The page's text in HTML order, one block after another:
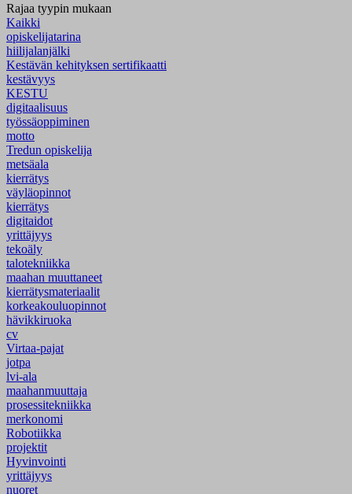
Rajaa tyypin mukaan
Kaikki
opiskelijatarina
hiilijalanjälki
Kestävän kehityksen sertifikaatti
kestävyys
KESTU
digitaalisuus
työssäoppiminen
motto
Tredun opiskelija
metsäala
kierrätys
väyläopinnot
kierrätys
digitaidot
yrittäjyys
tekoäly
talotekniikka
maahan muuttaneet
kierrätysmateriaalit
korkeakouluopinnot
hävikkiruoka
cv
Virtaa-pajat
jotpa
lvi-ala
maahanmuuttaja
prosessitekniikka
merkonomi
Robotiikka
projektit
Hyvinvointi
yrittäjyys
nuoret